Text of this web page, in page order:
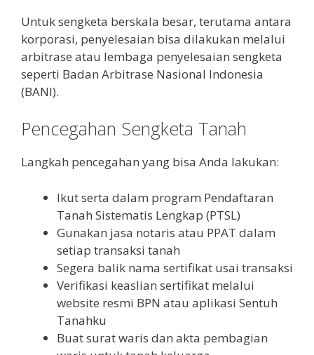
Untuk sengketa berskala besar, terutama antara
korporasi, penyelesaian bisa dilakukan melalui
arbitrase atau lembaga penyelesaian sengketa
seperti Badan Arbitrase Nasional Indonesia
(BANI).
Pencegahan Sengketa Tanah
Langkah pencegahan yang bisa Anda lakukan:
Ikut serta dalam program Pendaftaran
Tanah Sistematis Lengkap (PTSL)
Gunakan jasa notaris atau PPAT dalam
setiap transaksi tanah
Segera balik nama sertifikat usai transaksi
Verifikasi keaslian sertifikat melalui
website resmi BPN atau aplikasi Sentuh
Tanahku
Buat surat waris dan akta pembagian